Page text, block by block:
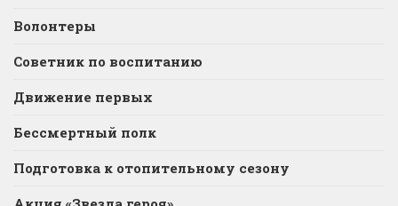
Волонтеры
Советник по воспитанию
Движение первых
Бессмертный полк
Подготовка к отопительному сезону